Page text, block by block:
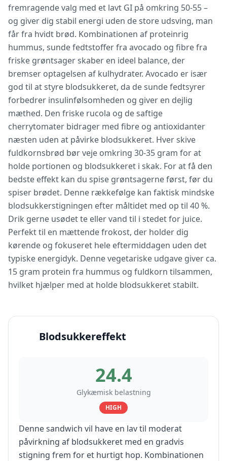
fremragende valg med et lavt GI på omkring 50-55 –
og giver dig stabil energi uden de store udsving, man
får fra hvidt brød. Kombinationen af proteinrig
hummus, sunde fedtstoffer fra avocado og fibre fra
friske grøntsager skaber en ideel balance, der
bremser optagelsen af kulhydrater. Avocado er især
god til at styre blodsukkeret, da de sunde fedtsyrer
forbedrer insulinfølsomheden og giver en dejlig
mæthed. Den friske rucola og de saftige
cherrytomater bidrager med fibre og antioxidanter
næsten uden at påvirke blodsukkeret. Hver skive
fuldkornsbrød bør veje omkring 30-35 gram for at
holde portionen og blodsukkeret i skak. For at få den
bedste effekt kan du spise grøntsagerne først, før du
spiser brødet. Denne rækkefølge kan faktisk mindske
blodsukkerstigningen efter måltidet med op til 40 %.
Drik gerne usødet te eller vand til i stedet for juice.
Perfekt til en mættende frokost, der holder dig
kørende og fokuseret hele eftermiddagen uden det
typiske energidyk. Denne vegetariske udgave giver ca.
15 gram protein fra hummus og fuldkorn tilsammen,
hvilket hjælper med at holde blodsukkeret stabilt.
Blodsukkereffekt
24.4
Glykæmisk belastning
HIGH
Denne sandwich vil have en lav til moderat
påvirkning af blodsukkeret med en gradvis
stigning frem for et hurtigt hop. Kombinationen